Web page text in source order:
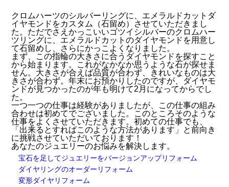
クロムハーツのシルバーリングに、エメラルドカットダ
イヤモンドをカスタム（石留め）させていただきまし
た。ただでさえかっこいいゴツイシルバーのクロムハー
ツリングに、エメラルドカットのダイヤモンドを用意し
て石留めし、さらにかっこよくなりました。
まず、この指輪の大きさに合うダイヤモンドを探すこと
から始まります。これがなかなか思うような石が探せま
せん。大きさが合えば品質が合わず、きれいなものは大
きさが合わず。年末にお預かりしたのですが、ダイヤモ
ンドが見つかったのが年も明けて2月になってからでし
た。
一つ一つの仕事は経験がありましたが、この仕事の組み
合わせは初めてでございました。このところそのような
仕事をよくさせていただきます。初めての仕事でも、
「出来るとすればこのような方法があります」と前向き
に挑戦させていただいております！
あなたのジュエリーのお悩みを解決します。
宝石を足してジュエリーをバージョンアップリフォーム
ダイヤリングのオーダーリフォーム
変形ダイヤリフォーム